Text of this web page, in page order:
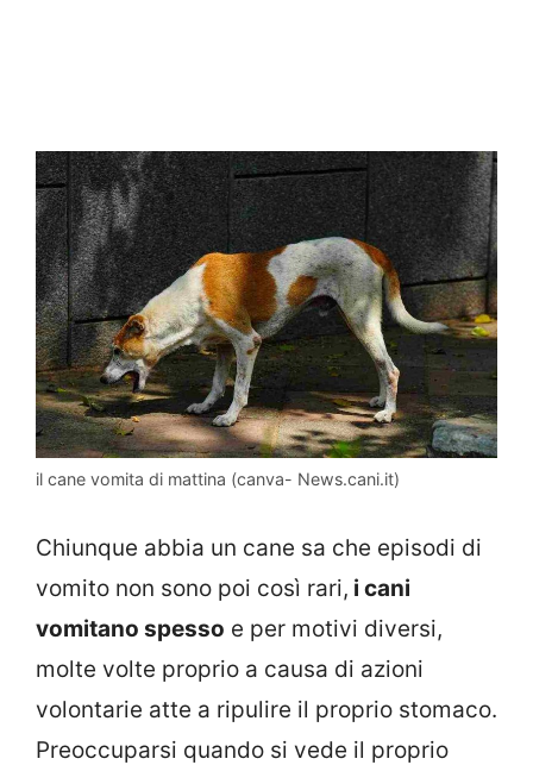
il cane vomita di mattina (canva- News.cani.it)
Chiunque abbia un cane sa che episodi di
vomito non sono poi così rari, i cani
vomitano spesso e per motivi diversi,
molte volte proprio a causa di azioni
volontarie atte a ripulire il proprio stomaco.
Preoccuparsi quando si vede il proprio